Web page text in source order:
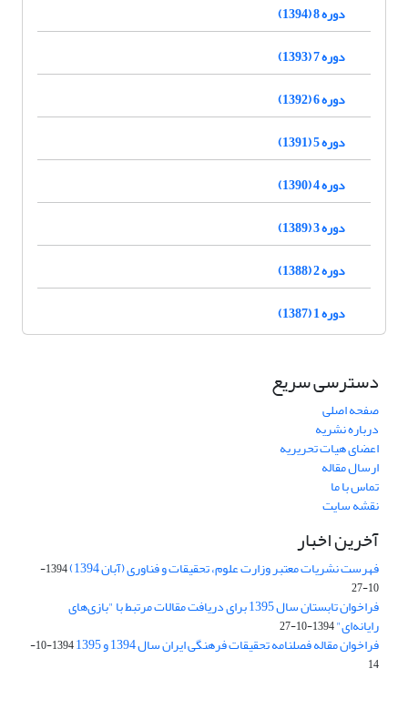
دوره 8 (1394)
دوره 7 (1393)
دوره 6 (1392)
دوره 5 (1391)
دوره 4 (1390)
دوره 3 (1389)
دوره 2 (1388)
دوره 1 (1387)
دسترسی سریع
صفحه اصلی
درباره نشریه
اعضای هیات تحریریه
ارسال مقاله
تماس با ما
نقشه سایت
آخرین اخبار
فهرست نشریات معتبر وزارت علوم، تحقیقات و فناوری (آبان 1394)
1394-
10-27
فراخوان تابستان سال 1395 برای دریافت مقالات مرتبط با "بازی‌های
رایانه‌ای"1394-10-27
فراخوان مقاله فصلنامه تحقیقات فرهنگی ایران سال 1394 و 1395
1394-10-
14